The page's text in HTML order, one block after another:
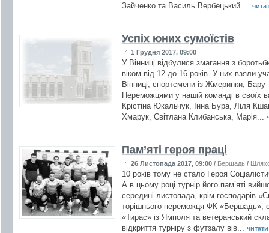
Зайченко та Василь Вербецький....
Успіх юних сумоїстів
1 Грудня 2017, 09:00
У Вінниці відбулися змагання з
віком від 12 до 16 років. У них взяли
Вінниці, спортсмени із Жмеринки,
Переможцями у нашій команді в своїх
Крістіна Юкальчук, Інна Бура, Ліля
Хмарук, Світлана Клибанська, Марія...
Пам’яті героя праці
26 Листопада 2017, 09:00 / Бершадь /
10 років тому не стало Героя
А в цьому році турнір його пам’яті
середині листопада, крім господарів
торішнього переможця ФК «Бершадь»,
«Тирас» із Ямполя та ветеранський
відкриття турніру з футзалу вів...